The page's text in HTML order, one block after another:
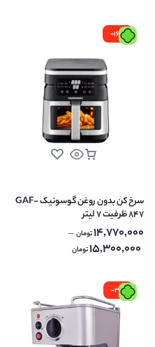
-16%
سرخ کن بدون روغن گوسونیک GAF-
847 ظرفیت ۷ لیتر
14,770,000تومان –
15,300,000تومان
-3%